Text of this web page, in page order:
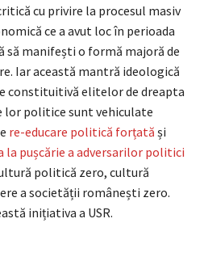
cu privire la procesul masiv
ce a avut loc în perioada
să manifești o formă majoră de
Iar această mantră ideologică
constituitivă elitelor de dreapta
lor politice sunt vehiculate
re-educare politică forțată și
pușcărie a adversarilor politici
politică zero, cultură
a societății românești zero.
inițiativa a USR.